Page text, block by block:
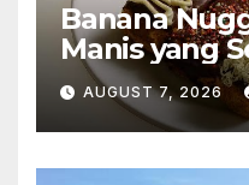
Banana
Manis yang
di Setiap
AUGUST 7, 2026